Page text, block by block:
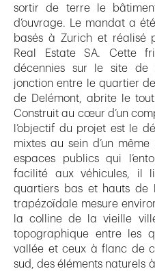
sortir de terre le
d’ouvrage. Le mandat a
basés à Zurich et réalisé
Real Estate SA. Cette
décennies sur le site de
jonction entre le quartier
de Delémont, abrite le
Construit au cœur d’un
l’objectif du projet est le
mixtes au sein d’un même
espaces publics qui
facilité aux véhicules, il
quartiers bas et hauts
trapézoïdale mesure
la colline de la vieille
topographique entre les
vallée et ceux à flanc de
sud, des éléments naturels